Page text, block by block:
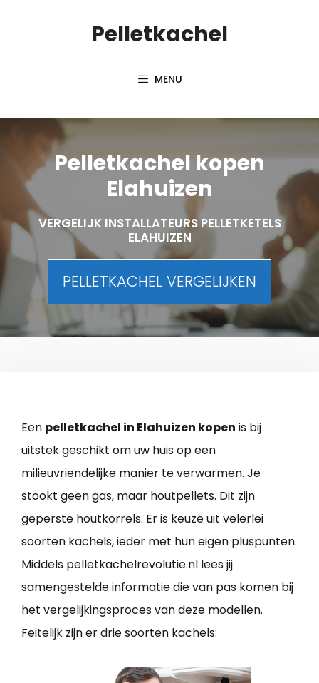
Pelletkachel
MENU
Pelletkachel kopen
Elahuizen
VERGELIJK INSTALLATEURS PELLETKETELS
ELAHUIZEN
PELLETKACHEL VERGELIJKEN
Een pelletkachel in Elahuizen kopen is bij
uitstek geschikt om uw huis op een
milieuvriendelijke manier te verwarmen. Je
stookt geen gas, maar houtpellets. Dit zijn
geperste houtkorrels. Er is keuze uit velerlei
soorten kachels, ieder met hun eigen pluspunten.
Middels pelletkachelrevolutie.nl lees jij
samengestelde informatie die van pas komen bij
het vergelijkingsproces van deze modellen.
Feitelijk zijn er drie soorten kachels: